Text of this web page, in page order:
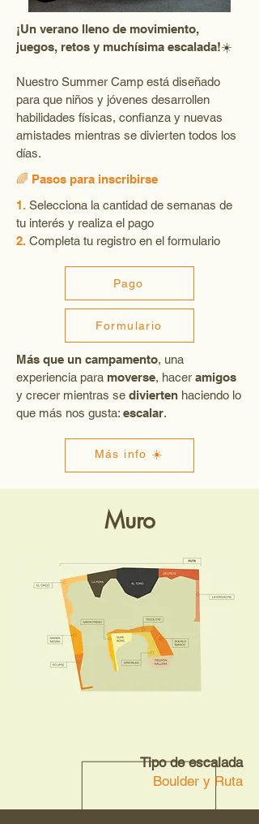
¡Un verano lleno de movimiento,
juegos, retos y muchísima escalada!☀️
Nuestro Summer Camp está diseñado
para que niños y jóvenes desarrollen
habilidades físicas, confianza y nuevas
amistades mientras se divierten todos los
días.
🌈 Pasos para inscribirse
1. Selecciona la cantidad de semanas de
tu interés y realiza el pago
2. Completa tu registro en el formulario
Pago
Formulario
Más que un campamento, una
experiencia para moverse, hacer amigos
y crecer mientras se divierten haciendo lo
que más nos gusta: escalar.
Más info ☀️
Muro
Tipo de escalada
Boulder y Ruta